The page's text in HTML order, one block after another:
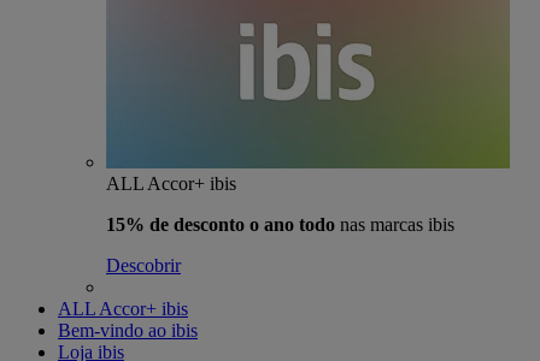
ALL Accor+ ibis
15% de desconto o ano todo nas marcas ibis
Descobrir
ALL Accor+ ibis
Bem-vindo ao ibis
Loja ibis